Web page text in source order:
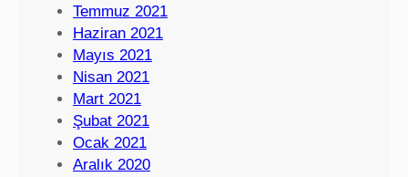
Temmuz 2021
Haziran 2021
Mayıs 2021
Nisan 2021
Mart 2021
Şubat 2021
Ocak 2021
Aralık 2020